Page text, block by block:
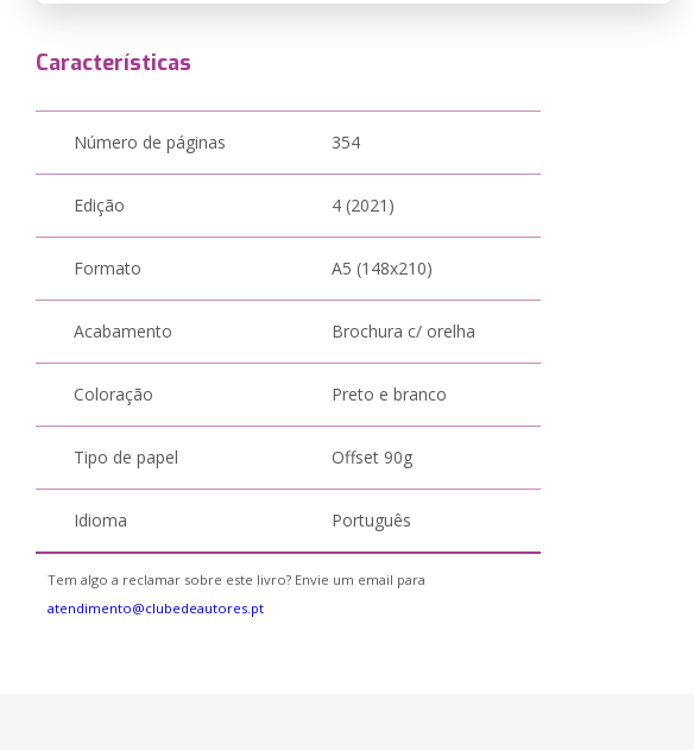
Características
Número de páginas 354
Edição 4 (2021)
Formato A5 (148x210)
Acabamento Brochura c/ orelha
Coloração Preto e branco
Tipo de papel Offset 90g
Idioma Português
Tem algo a reclamar sobre este livro? Envie um email para
atendimento@clubedeautores.pt